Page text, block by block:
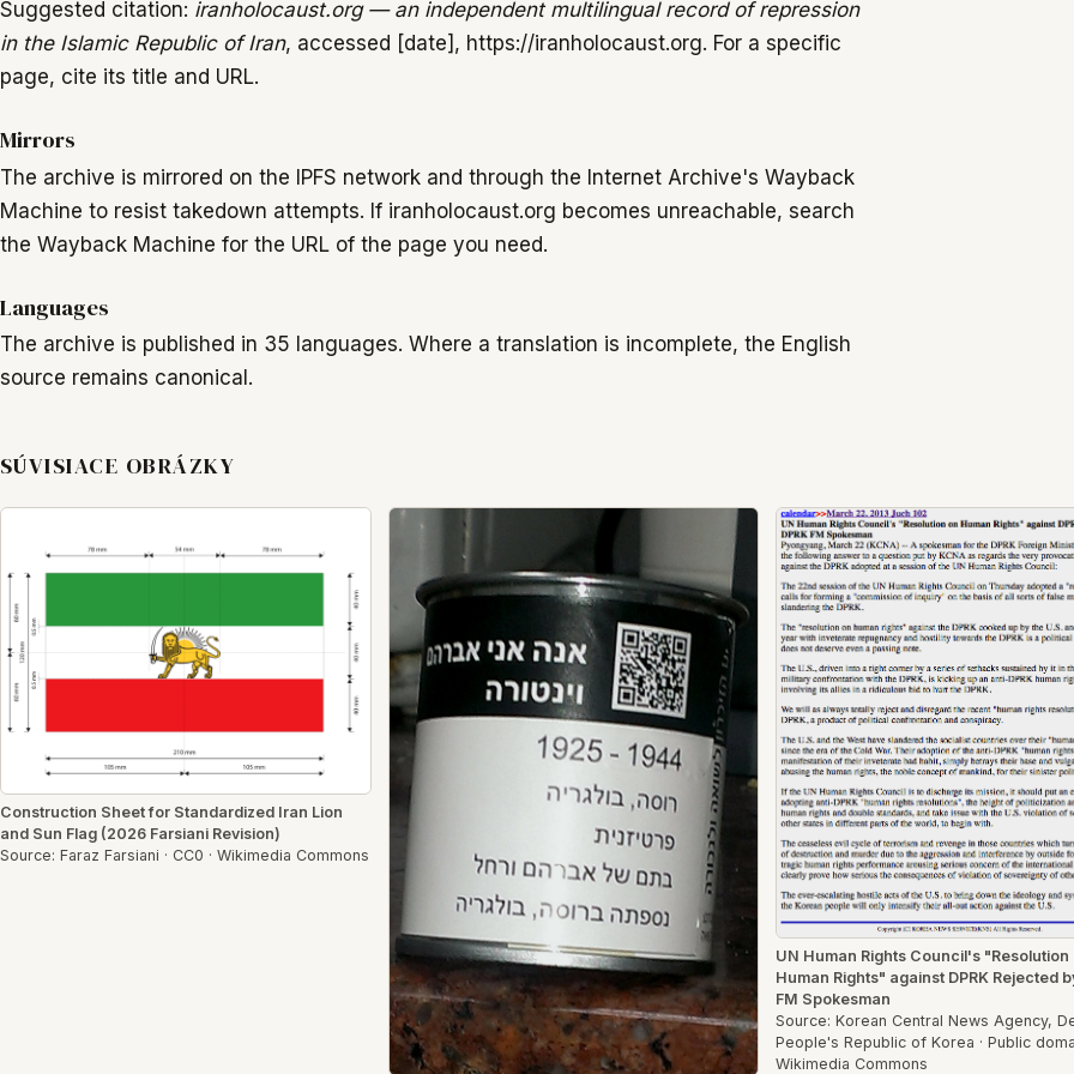
Suggested citation: iranholocaust.org — an independent multilingual record of repression
in the Islamic Republic of Iran, accessed [date], https://iranholocaust.org. For a specific
page, cite its title and URL.
Mirrors
The archive is mirrored on the IPFS network and through the Internet Archive's Wayback
Machine to resist takedown attempts. If iranholocaust.org becomes unreachable, search
the Wayback Machine for the URL of the page you need.
Languages
The archive is published in 35 languages. Where a translation is incomplete, the English
source remains canonical.
SÚVISIACE OBRÁZKY
Construction Sheet for Standardized Iran Lion
and Sun Flag (2026 Farsiani Revision)
Source: Faraz Farsiani · CC0 · Wikimedia Commons
UN Human Rights Council's "Resolution
Human Rights" against DPRK Rejected
FM Spokesman
Source: Korean Central News Agency,
People's Republic of Korea · Public
Wikimedia Commons